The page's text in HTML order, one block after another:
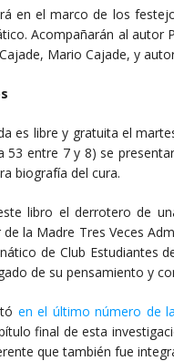
en el marco de los
Acompañarán al autor
Mario Cajade, y
es libre y gratuita el
53 entre 7 y 8) se
biografía del cura.
libro el derrotero de
la Madre Tres Veces
de Club Estudiantes
de su pensamiento y
en el último número de
final de esta
que también fue